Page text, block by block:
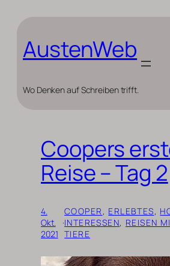
springen
AustenWeb
Wo Denken auf Schreiben trifft.
Coopers
Reise – Tag 2
4.
Okt.
2021
·
COOPER , ERLEBTES,
INTERESSEN, REISEN
TIERE